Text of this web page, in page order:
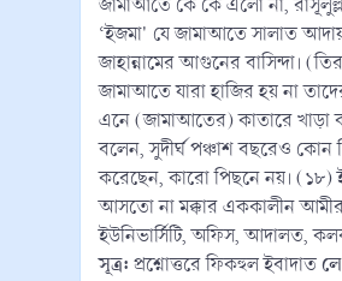
‘ইজমা' যে জামাআতে সালাত
জাহান্নামের আগুনের বাসিন্দা।
জামাআতে যারা হাজির হয় না
এনে (জামাআতের) কাতারে খাড়া
বলেন, সুদীর্ঘ পঞ্চাশ বছরেও কোন
করেছেন, কারো পিছনে নয়। (১৮)
আসতো না মক্কার এককালীন আমীর
ইউনিভার্সিটি, অফিস, আদালত,
সূত্র: প্রশ্নোত্তরে ফিকহুল ইবাদাত